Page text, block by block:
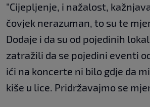
"Cijepljenje, i nažalost,
čovjek nerazuman, to su te
Dodaje i da su od pojedinih
zatražili da se pojedini eventi
ići na koncerte ni bilo gdje da
kiše u lice. Pridržavajmo se